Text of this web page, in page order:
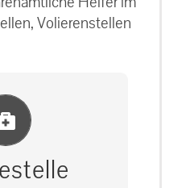
Volierenstellen
und Infos